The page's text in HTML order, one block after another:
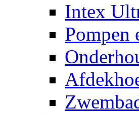
Intex
Pompen